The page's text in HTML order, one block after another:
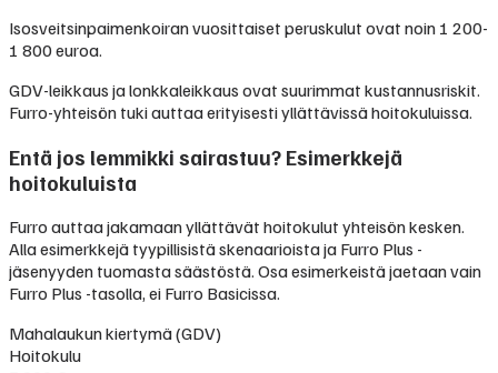
Isosveitsinpaimenkoiran vuosittaiset peruskulut ovat noin 1 200-
1 800 euroa.
GDV-leikkaus ja lonkkaleikkaus ovat suurimmat kustannusriskit.
Furro-yhteisön tuki auttaa erityisesti yllättävissä hoitokuluissa.
Entä jos lemmikki sairastuu? Esimerkkejä
hoitokuluista
Furro auttaa jakamaan yllättävät hoitokulut yhteisön kesken.
Alla esimerkkejä tyypillisistä skenaarioista ja Furro Plus -
jäsenyyden tuomasta säästöstä. Osa esimerkeistä jaetaan vain
Furro Plus -tasolla, ei Furro Basicissa.
Mahalaukun kiertymä (GDV)
Hoitokulu